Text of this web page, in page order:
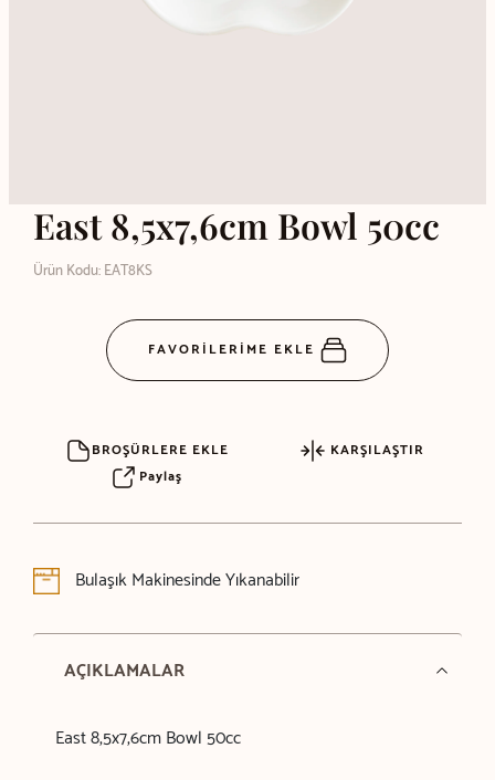
East 8,5x7,6cm Bowl 50cc
Ürün Kodu: EAT8KS
FAVORİLERİME EKLE
BROŞÜRLERE EKLE
KARŞILAŞTIR
Paylaş
Bulaşık Makinesinde Yıkanabilir
AÇIKLAMALAR
East 8,5x7,6cm Bowl 50cc